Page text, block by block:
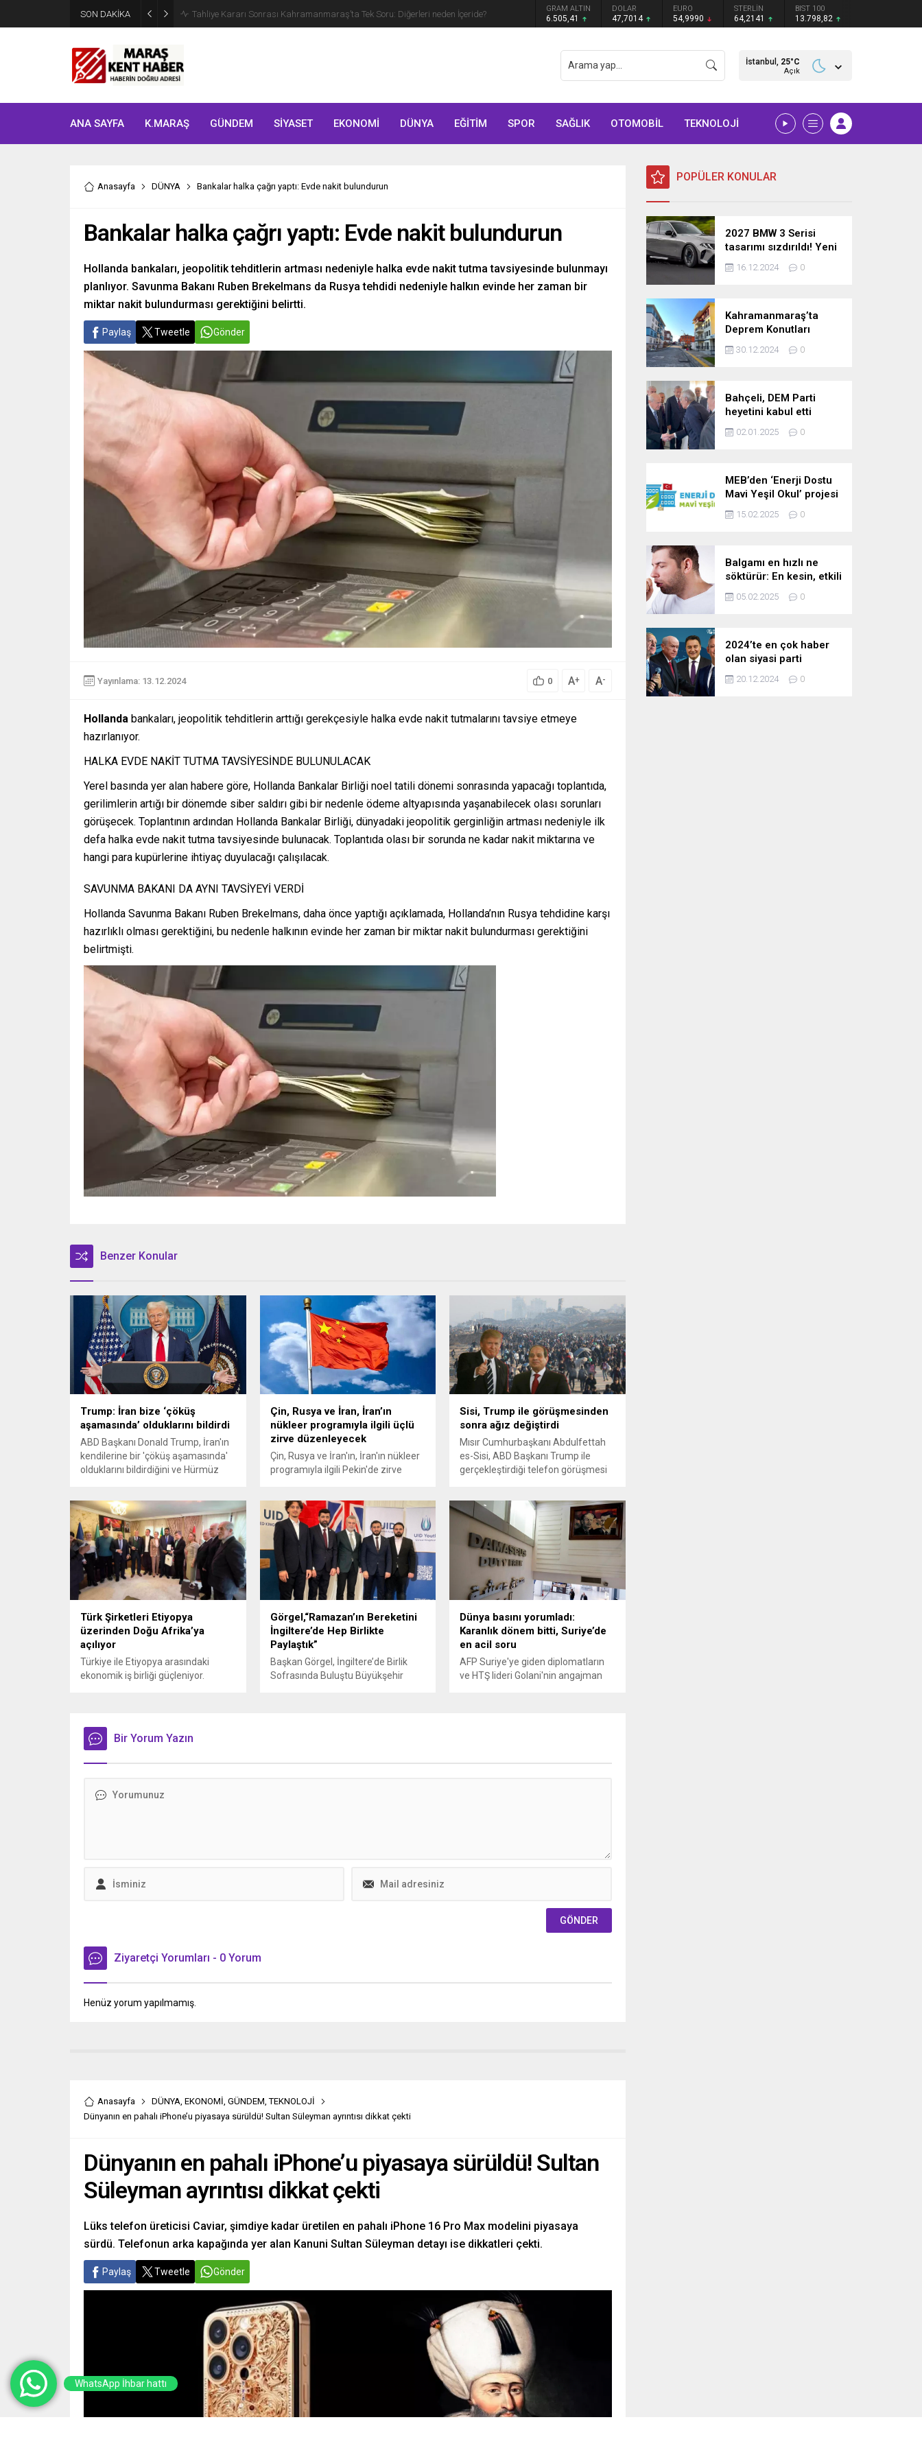
SON DAKİKA Tahliye Kararı Sonrası Kahramanmaraş’ta Tek Soru: Diğerleri neden İçeride? GRAM ALTIN
6.505,41
DOLAR
47,7014
EURO
54,9990
STERLİN
64,2141
BIST 100
13.798,82
İstanbul, 25°C
Açık
ANA SAYFA K.MARAŞ GÜNDEM SİYASET EKONOMİ DÜNYA EĞİTİM SPOR SAĞLIK OTOMOBİL TEKNOLOJİ
Anasayfa DÜNYA Bankalar halka çağrı yaptı: Evde nakit bulundurun
Bankalar halka çağrı yaptı: Evde nakit bulundurun
Hollanda bankaları, jeopolitik tehditlerin artması nedeniyle halka evde nakit tutma tavsiyesinde bulunmayı
planlıyor. Savunma Bakanı Ruben Brekelmans da Rusya tehdidi nedeniyle halkın evinde her zaman bir
miktar nakit bulundurması gerektiğini belirtti.
Paylaş Tweetle Gönder
Yayınlama: 13.12.2024 0 A+ A-
Hollanda bankaları, jeopolitik tehditlerin arttığı gerekçesiyle halka evde nakit tutmalarını tavsiye etmeye
hazırlanıyor.
HALKA EVDE NAKİT TUTMA TAVSİYESİNDE BULUNULACAK
Yerel basında yer alan habere göre, Hollanda Bankalar Birliği noel tatili dönemi sonrasında yapacağı toplantıda,
gerilimlerin artığı bir dönemde siber saldırı gibi bir nedenle ödeme altyapısında yaşanabilecek olası sorunları
görüşecek. Toplantının ardından Hollanda Bankalar Birliği, dünyadaki jeopolitik gerginliğin artması nedeniyle ilk
defa halka evde nakit tutma tavsiyesinde bulunacak. Toplantıda olası bir sorunda ne kadar nakit miktarına ve
hangi para kupürlerine ihtiyaç duyulacağı çalışılacak.
SAVUNMA BAKANI DA AYNI TAVSİYEYİ VERDİ
Hollanda Savunma Bakanı Ruben Brekelmans, daha önce yaptığı açıklamada, Hollanda’nın Rusya tehdidine karşı
hazırlıklı olması gerektiğini, bu nedenle halkının evinde her zaman bir miktar nakit bulundurması gerektiğini
belirtmişti.
Benzer Konular
Trump: İran bize ‘çöküş
aşamasında’ olduklarını bildirdi
ABD Başkanı Donald Trump, İran'ın
kendilerine bir 'çöküş aşamasında'
olduklarını bildirdiğini ve Hürmüz
Çin, Rusya ve İran, İran’ın
nükleer programıyla ilgili üçlü
zirve düzenleyecek
Çin, Rusya ve İran'ın, İran'ın nükleer
programıyla ilgili Pekin'de zirve
Sisi, Trump ile görüşmesinden
sonra ağız değiştirdi
Mısır Cumhurbaşkanı Abdulfettah
es-Sisi, ABD Başkanı Trump ile
gerçekleştirdiği telefon görüşmesi
önerisine tepki göstermiş ve kabul
etmeyeceklerini söylemişti.
Türk Şirketleri Etiyopya
üzerinden Doğu Afrika’ya
açılıyor
Türkiye ile Etiyopya arasındaki
ekonomik iş birliği güçleniyor.
Görgel,“Ramazan’ın Bereketini
İngiltere’de Hep Birlikte
Paylaştık”
Başkan Görgel, İngiltere’de Birlik
Sofrasında Buluştu Büyükşehir
Dünya basını yorumladı:
Karanlık dönem bitti, Suriye’de
en acil soru
AFP Suriye'ye giden diplomatların
ve HTŞ lideri Golani'nin angajman
Bir Yorum Yazın
Ziyaretçi Yorumları - 0 Yorum
Henüz yorum yapılmamış.
Anasayfa DÜNYA EKONOMİ GÜNDEM ,TEKNOLOJİ
Dünyanın en pahalı iPhone’u piyasaya sürüldü! Sultan Süleyman ayrıntısı dikkat çekti
Dünyanın en pahalı iPhone’u piyasaya sürüldü! Sultan
Süleyman ayrıntısı dikkat çekti
Lüks telefon üreticisi Caviar, şimdiye kadar üretilen en pahalı iPhone 16 Pro Max modelini piyasaya
sürdü. Telefonun arka kapağında yer alan Kanuni Sultan Süleyman detayı ise dikkatleri çekti.
Paylaş Tweetle Gönder
POPÜLER KONULAR
2027 BMW 3 Serisi
tasarımı sızdırıldı! Yeni
nesil sedan’dan
şaşırtıcı yenilikler!
16.12.2024 0
Kahramanmaraş’ta
Deprem Konutları
2025’te Teslim Edilecek
30.12.2024 0
Bahçeli, DEM Parti
heyetini kabul etti
02.01.2025 0
MEB’den ‘Enerji Dostu
Mavi Yeşil Okul’ projesi
15.02.2025 0
Balgamı en hızlı ne
söktürür: En kesin, etkili
ve çabuk balgam
söktürücü kür!
05.02.2025 0
2024’te en çok haber
olan siyasi parti
liderleri! Zirvedeki isim
fark attı
20.12.2024 0
WhatsApp İhbar hattı